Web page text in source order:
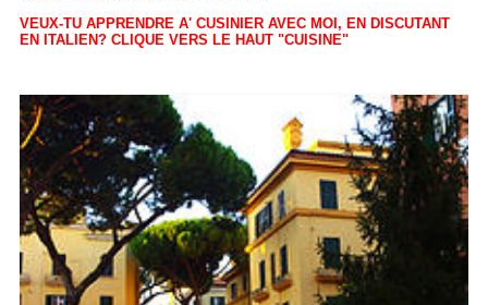
VEUX-TU APPRENDRE A' CUSINIER AVEC MOI, EN DISCUTANT
EN ITALIEN? CLIQUE VERS LE HAUT "CUISINE"